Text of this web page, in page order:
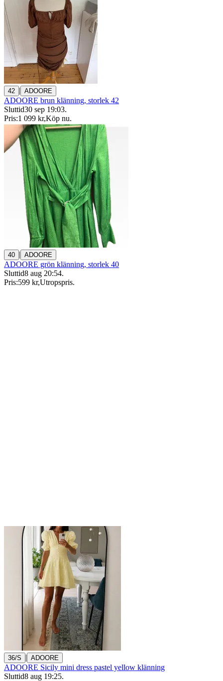
42 | ADOORE
ADOORE brun klänning, storlek 42
Sluttid30 sep 19:03.
Pris:1 099 kr,Köp nu.
40 | ADOORE
ADOORE grön klänning, storlek 40
Sluttid8 aug 20:54.
Pris:599 kr,Utropspris.
36/S | ADOORE
ADOORE Sicily mini dress pastel yellow klänning
Sluttid8 aug 19:25.